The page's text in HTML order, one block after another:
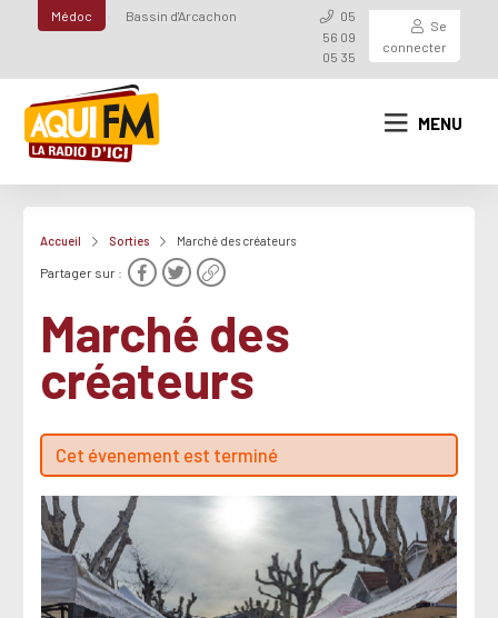
Médoc Bassin d'Arcachon
05
56 09
05 35
Se
connecter
MENU
Accueil Sorties Marché des créateurs
Partager sur :
Marché des
créateurs
Cet évenement est terminé